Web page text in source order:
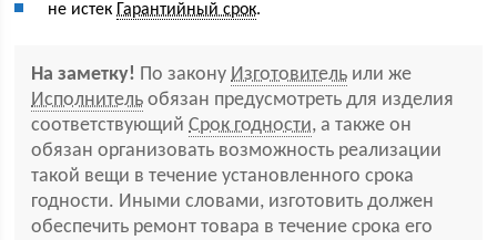
не истек Гарантийный срок.
На заметку! По законуИзготовитель или же
Исполнитель обязан предусмотреть для изделия
соответствующийСрок годности, а также он
обязан организовать возможность реализации
такой вещи в течение установленного срока
годности. Иными словами, изготовить должен
обеспечить ремонт товара в течение срока его